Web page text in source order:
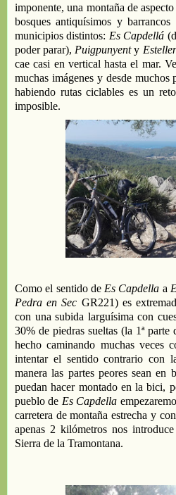
imponente,una montaña de aspecto
bosques antiquísimos y barrancos
municipios distintos: Es Capdellá (
poder parar), Puigpunyent y
cae casi en vertical hasta el mar. V
muchas imágenes y desde muchos
habiendo rutasciclables es un
imposible.
Como el sentido de Es Capdella a
Pedra enSec GR221) es
con una subida larguísima con
30% de piedras sueltas (la 1ª parte
hecho caminando muchasveces
intentar el sentido contrario con
manera las partes peores sean en
puedanhacer montado en la bici,
pueblo de Es Capdella empez
carretera de montaña estrecha y
apenas 2 kilómetros nos
Sierra de la Tramontana.